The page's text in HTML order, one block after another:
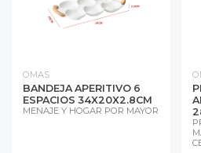
OMAS
BANDEJA APERITIVO 6
ESPACIOS 34X20X2.8CM
MENAJE Y HOGAR POR MAYOR